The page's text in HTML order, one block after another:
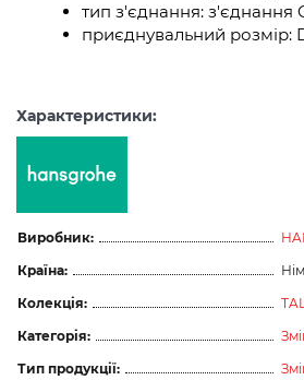
тип з'єднання: з'єднання
приєднувальний розмір:
Характеристики:
Виробник:
Країна:
Колекція:
Категорія:
Тип продукції: